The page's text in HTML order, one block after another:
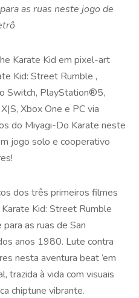
as ruas neste jogo de
Karate Kid em pixel-art
Kid: Street Rumble ,
Switch, PlayStation®5,
Xbox One e PC via
do Miyagi-Do Karate neste
jogo solo e cooperativo
dos três primeiros filmes
Kid: Street Rumble
as ruas de San
anos 1980. Lute contra
nesta aventura beat ’em
trazida à vida com visuais
chiptune vibrante.